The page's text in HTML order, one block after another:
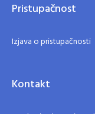
Pristupačnost
Izjava o pristupačnosti
Kontakt